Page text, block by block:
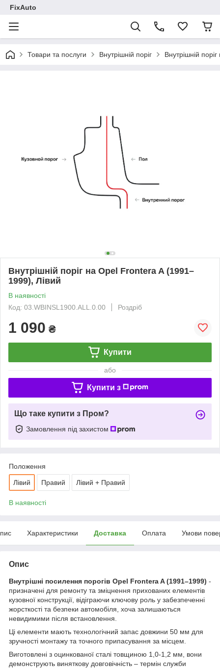
FixAuto
Товари та послуги Внутрішній поріг Внутрішній
Внутрішній поріг на Opel Frontera A (1991–
1999), Лівий
В наявності
Код: 03.WBINSL1900.ALL.0.00
Роздріб
1 090 ₴
Купити
або
Купити з
Що таке купити з Пром?
Замовлення під захистом
Положення
Лівий Правий Лівий + Правий
В наявності
Характеристики Доставка Оплата Умови
Опис
Внутрішні посилення порогів Opel Frontera A (1991–1999) -
призначені для ремонту та зміцнення прихованих елементів
кузовної конструкції, відіграючи ключову роль у забезпеченні
жорсткості та безпеки автомобіля, хоча залишаються
невидимими після встановлення.
Ці елементи мають технологічний запас довжини 50 мм для
зручності монтажу та точного припасування за місцем.
Виготовлені з оцинкованої сталі товщиною 1,0-1,2 мм, вони
демонструють виняткову довговічність – термін служби